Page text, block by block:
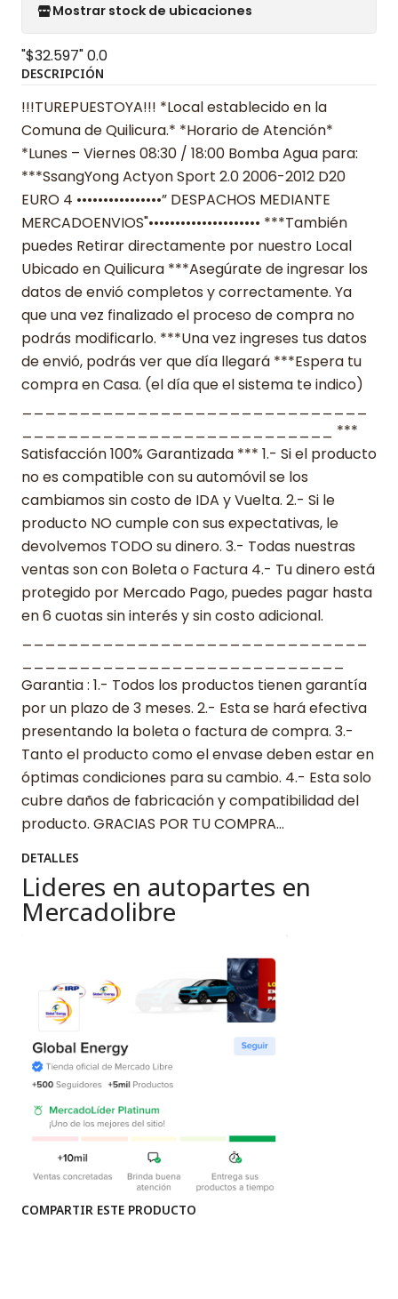
Mostrar stock de ubicaciones
"$32.597"0.0
DESCRIPCIÓN
!!!TUREPUESTOYA!!! *Local establecido en la
Comuna de Quilicura.* *Horario de Atención*
*Lunes – Viernes 08:30 / 18:00 Bomba Agua para:
***SsangYong Actyon Sport 2.0 2006-2012 D20
EURO 4 ••••••••••••••••” DESPACHOS MEDIANTE
MERCADOENVIOS"••••••••••••••••••••• ***También
puedes Retirar directamente por nuestro Local
Ubicado en Quilicura ***Asegúrate de ingresar los
datos de envió completos y correctamente. Ya
que una vez finalizado el proceso de compra no
podrás modificarlo. ***Una vez ingreses tus datos
de envió, podrás ver que día llegará ***Espera tu
compra en Casa. (el día que el sistema te indico)
___________________________ ***
Satisfacción 100% Garantizada *** 1.- Si el producto
no es compatible con su automóvil se los
cambiamos sin costo de IDA y Vuelta. 2.- Si le
producto NO cumple con sus expectativas, le
devolvemos TODO su dinero. 3.- Todas nuestras
ventas son con Boleta o Factura 4.- Tu dinero está
protegido por Mercado Pago, puedes pagar hasta
en 6 cuotas sin interés y sin costo adicional.
Garantia : 1.- Todos los productos tienen garantía
por un plazo de 3 meses. 2.- Esta se hará efectiva
presentando la boleta o factura de compra. 3.-
Tanto el producto como el envase deben estar en
óptimas condiciones para su cambio. 4.- Esta solo
cubre daños de fabricación y compatibilidad del
producto. GRACIAS POR TU COMPRA…
DETALLES
Lideres en autopartes en
Mercadolibre
COMPARTIR ESTE PRODUCTO